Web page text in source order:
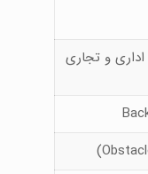
و تجاری